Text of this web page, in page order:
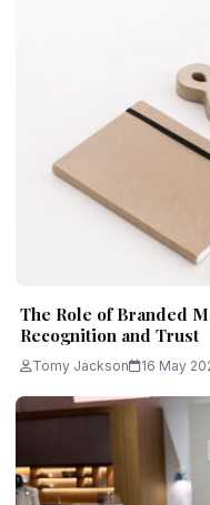
The Role of Branded
Recognition and Trust
Tomy Jackson 16 May